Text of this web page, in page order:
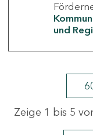
und
Zeige 1 bis 5